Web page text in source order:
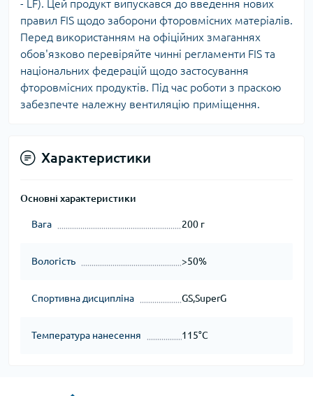
- LF). Цей продукт випускався до введення нових
правил FIS щодо заборони фторовмісних матеріалів.
Перед використанням на офіційних змаганнях
обов'язково перевіряйте чинні регламенти FIS та
національних федерацій щодо застосування
фторовмісних продуктів. Під час роботи з праскою
забезпечте належну вентиляцію приміщення.
Характеристики
Основні характеристики
Вага 200 г
Вологість >50%
Спортивна дисципліна GS,SuperG
Температура нанесення 115°C